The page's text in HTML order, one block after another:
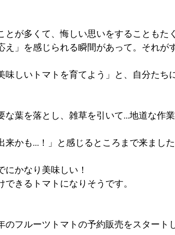
とが多くて、悔しい思いをすることもた
え」を感じられる瞬間があって。それが
味しいトマトを育てよう」と、自分たち
な葉を落とし、雑草を引いて…地道な作
かも…！」と感じるところまで来ました
かなり美味しい！
きるトマトになりそうです。
フルーツトマトの予約販売をスタート